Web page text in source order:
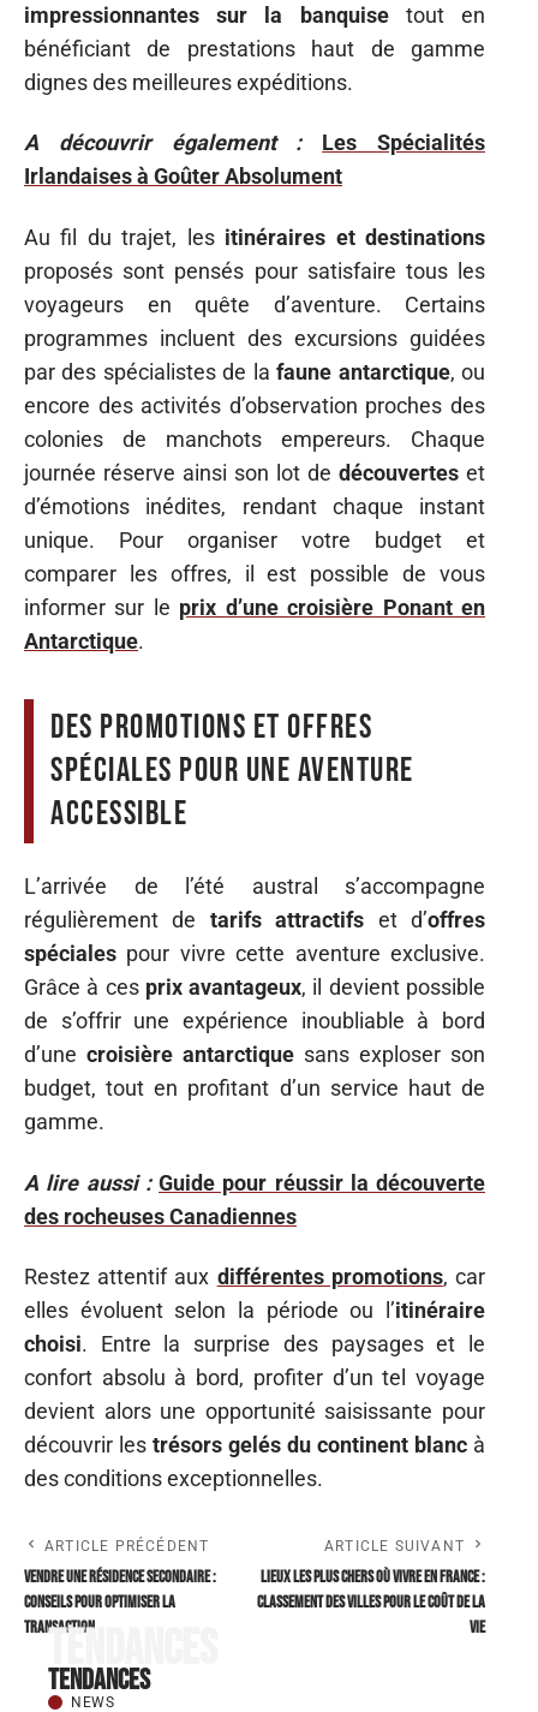
impressionnantes sur la banquisetout en
bénéficiant de prestations haut de gamme
dignes des meilleures expéditions.
A découvrir également :
Les Spécialités
Irlandaises à Goûter Absolument
Au fil du trajet, les itinéraires et destinations
proposés sont pensés pour satisfaire tous les
voyageurs en quête d’aventure. Certains
programmes incluent des excursions guidées
par des spécialistes de lafaune antarctique, ou
encore des activités d’observation proches des
colonies de manchots empereurs. Chaque
journée réserve ainsi son lot de découvertes et
d’émotions inédites, rendant chaque instant
unique. Pour organiser votre budget et
comparer les offres, il est possible de vous
informer sur le prix d’une croisière Ponant en
Antarctique.
Des promotions et offres
spéciales pour une aventure
accessible
L’arrivée de l’été austral s’accompagne
régulièrement de tarifs attractifs et d’offres
spéciales pour vivre cette aventure exclusive.
Grâce à ces prix avantageux, il devient possible
de s’offrir une expérience inoubliable à bord
d’une croisière antarctique sans exploser son
budget, tout en profitant d’un service haut de
gamme.
A lire aussi : Guide pour réussir la découverte
des rocheuses Canadiennes
Restez attentif aux différentes promotions, car
elles évoluent selon la période ou l’itinéraire
choisi. Entre la surprise des paysages et le
confort absolu à bord, profiter d’un tel voyage
devient alors une opportunité saisissante pour
découvrir les trésors gelés du continent blanc à
des conditions exceptionnelles.
ARTICLE PRÉCÉDENT
Vendre une résidence secondaire :
conseils pour optimiser la
transaction
ARTICLE SUIVANT
Lieux les plus chers où vivre en France :
classement des villes pour le coût de la
vie
Tendances
Tendances
NEWS